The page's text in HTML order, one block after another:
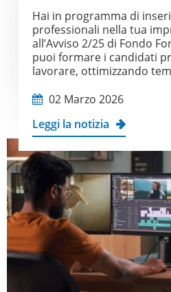
Hai in programma di
professionali nella tua
all’Avviso 2/25 di Fondo
puoi formare i candidati
lavorare, ottimizzando
02 Marzo 2026
Leggi la notizia